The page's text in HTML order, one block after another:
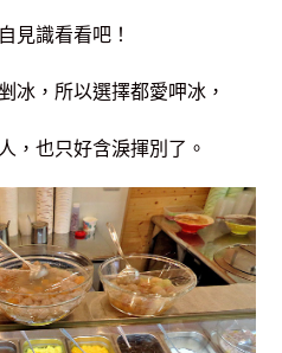
見識看看吧！
冰，所以選擇都愛呷冰，
，也只好含淚揮別了。